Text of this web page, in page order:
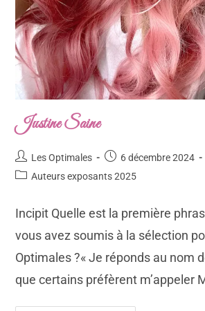
Justine Saine
Les Optimales
6 décembre 2024
Auteurs exposants 2025
Incipit Quelle est la première
vous avez soumis à la sélection
Optimales ?« Je réponds au nom
que certains préfèrent m’appeler